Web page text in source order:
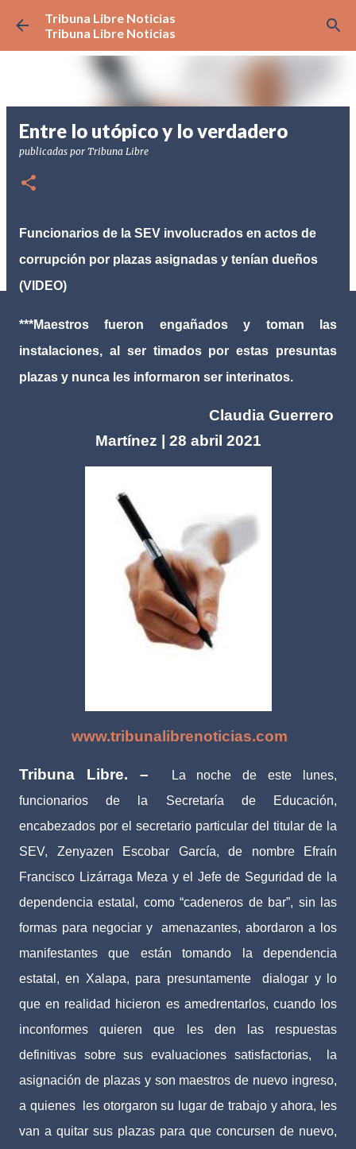
Ir al contenido principal
Tribuna Libre Noticias
Tribuna Libre Noticias
Entre lo utópico y lo verdadero
publicadas por Tribuna Libre
Funcionarios de la SEV involucrados en actos de
corrupción por plazas asignadas y tenían dueños
(VIDEO)
***Maestros fueron engañados y toman las
instalaciones, al ser timados por estas presuntas
plazas y nunca les informaron ser interinatos.
Claudia Guerrero
Martínez | 28 abril 2021
www.tribunalibrenoticias.com
Tribuna Libre. –
La noche de este lunes,
funcionarios de la Secretaría de Educación,
encabezados por el secretario particular del titular de la
SEV, Zenyazen Escobar García, de nombre Efraín
Francisco Lizárraga Meza y el Jefe de Seguridad de la
dependencia estatal, como “cadeneros de bar”, sin las
formas para negociar y
amenazantes, abordaron a los
manifestantes que están tomando la dependencia
estatal, en Xalapa, para presuntamente
dialogar y lo
que en realidad hicieron es amedrentarlos, cuando los
inconformes quieren que les den las respuestas
definitivas sobre sus evaluaciones satisfactorias,
la
asignación de plazas y son maestros de nuevo ingreso,
a quienes
les otorgaron su lugar de trabajo y ahora, les
van a quitar sus plazas para que concursen de nuevo,